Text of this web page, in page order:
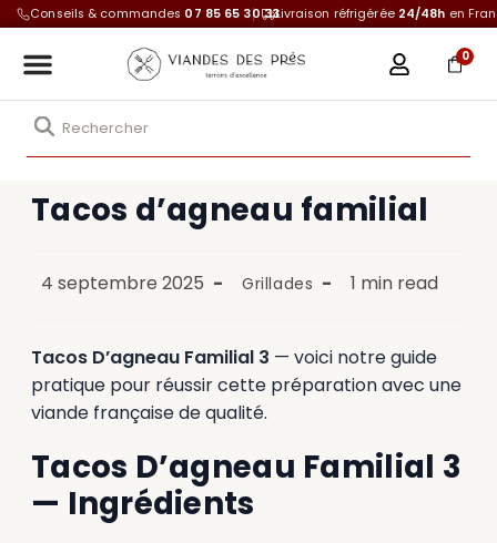
Conseils & commandes 07 85 65 30 33Livraison réfrigérée 24/48h en
0
Tacos d’agneau familial
4 septembre 2025 Grillades 1 min read
Tacos D’agneau Familial 3 — voici notre guide
pratique pour réussir cette préparation avec une
viande française de qualité.
Tacos D’agneau Familial 3
— Ingrédients